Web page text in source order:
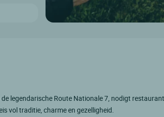
legendarische Route Nationale 7, nodigt
vol traditie, charme en gezelligheid.